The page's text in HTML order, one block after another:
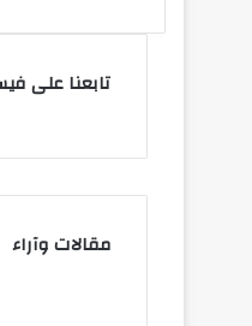
تابعنا على
مقالات وآراء